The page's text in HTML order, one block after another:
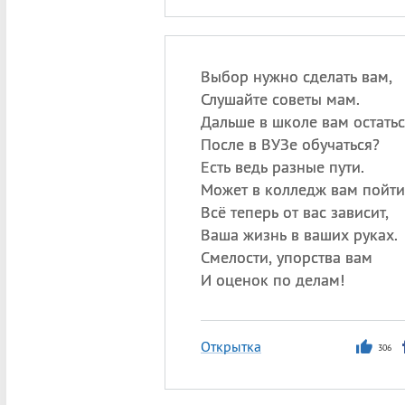
Выбор нужно сделать вам,
Слушайте советы мам.
Дальше в школе вам
После в ВУЗе обучаться?
Есть ведь разные пути.
Может в колледж вам
Всё теперь от вас зависит,
Ваша жизнь в ваших руках.
Смелости, упорства вам
И оценок по делам!
Открытка 306